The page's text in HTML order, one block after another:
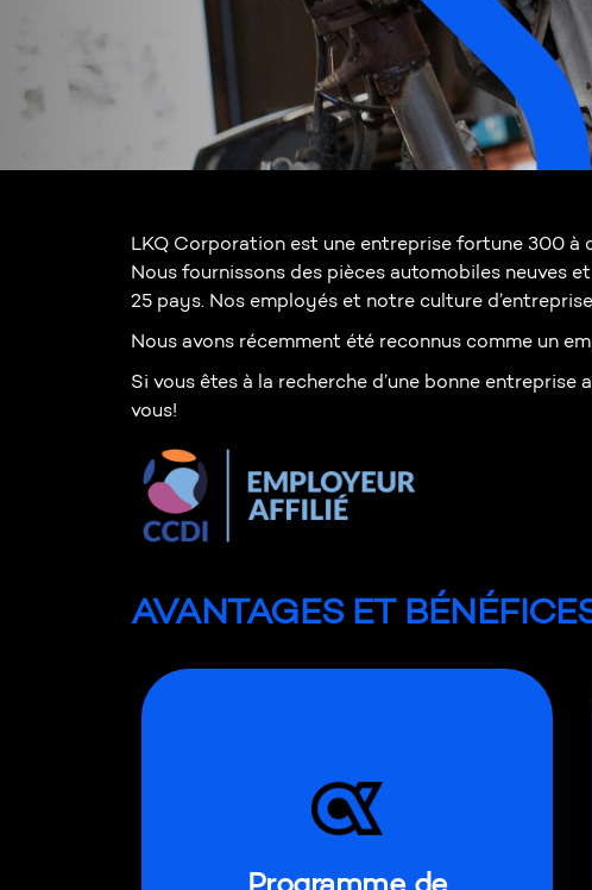
LKQ Corporation est une entreprise fortune 300 à
Nous fournissons des pièces automobiles neuves
25 pays. Nos employés et notre culture
Nous avons récemment été reconnus comme un
Si vous êtes à la recherche d’une bonne
vous!
AVANTAGES ET
Chaque employé reçoit un prix de
reconnaissance soit une plaque